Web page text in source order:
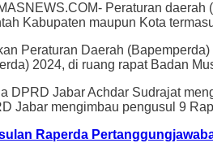
Peraturan
Kabupaten maupun Kota
Peraturan Daerah
2024, di ruang rapat Badan
DPRD Jabar Achdar Sudrajat
Jabar mengimbau pengusul 9
Raperda